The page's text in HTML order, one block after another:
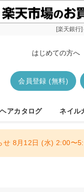
[楽天銀行
はじめての方へ
会員登録 (無料)
ヘアカタログ ネイル
せ 8月12日 (水) 2:00〜